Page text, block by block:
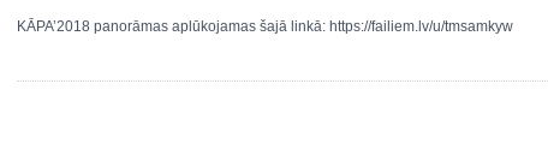
KĀPA’2018 panorāmas aplūkojamas šajā linkā: https://failiem.lv/u/tmsamkyw